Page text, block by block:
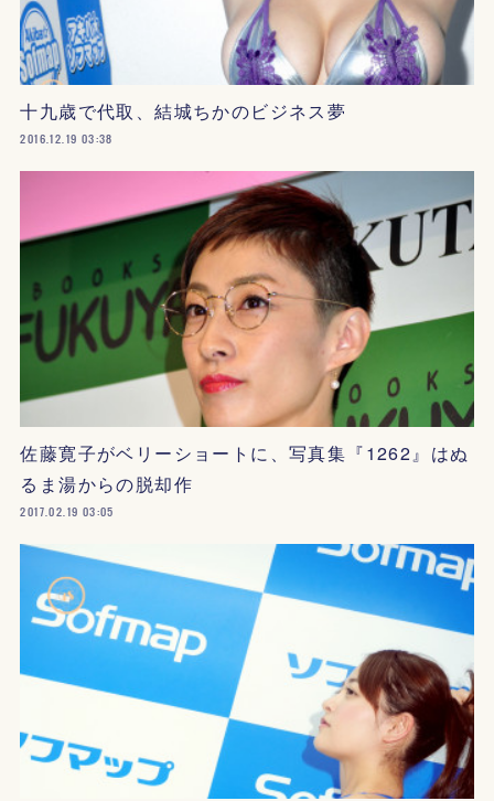
十九歳で代取、結城ちかのビジネス夢
2016.12.19 03:38
佐藤寛子がベリーショートに、写真集『1262』はぬ
るま湯からの脱却作
2017.02.19 03:05